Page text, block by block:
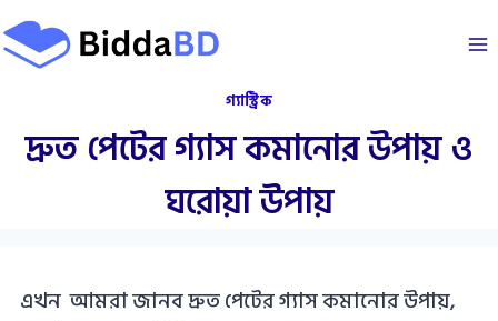
Skip
to
গ্যাস্ট্রিক
দ্রুত পেটের গ্যাস কমানোর উপায় ও
ঘরোয়া উপায়
এখন আমরা জানব দ্রুত পেটের গ্যাস কমানোর উপায়,